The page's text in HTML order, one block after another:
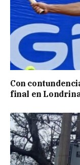
Con
final en